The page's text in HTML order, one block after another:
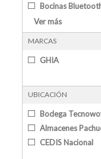
Bocinas
Cajones de Dinero
consumibles pos
Kit de Teclado y
memorias microsd
Monitores
reguladores
routers
Ver más
MARCAS
GHIA
UBICACIÓN
Bodega
Almacenes
CEDIS Nacional